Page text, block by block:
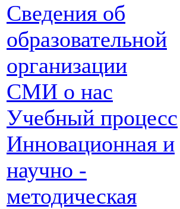
Сведения об
образовательной
организации
СМИ о нас
Учебный процесс
Инновационная и
научно -
методическая